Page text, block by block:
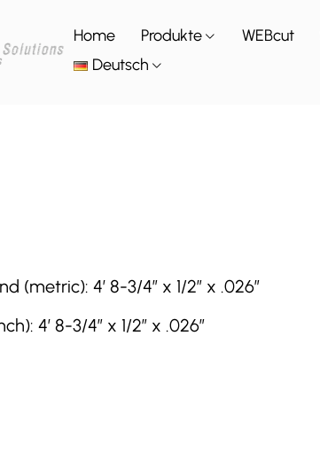
Home Produkte WEBcut
Deutsch
(metric): 4′ 8-3/4″ x 1/2″ x .026″
4′ 8-3/4″ x 1/2″ x .026″